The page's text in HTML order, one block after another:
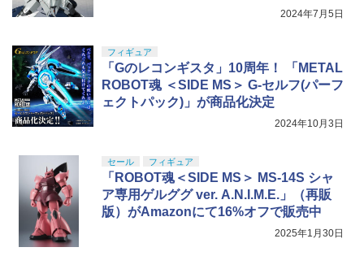
2024年7月5日
フィギュア
「Gのレコンギスタ」10周年！ 「METAL
ROBOT魂 ＜SIDE MS＞ G-セルフ(パーフ
ェクトパック)」が商品化決定
2024年10月3日
セール フィギュア
「ROBOT魂＜SIDE MS＞ MS-14S シャ
ア専用ゲルググ ver. A.N.I.M.E.」（再販
版）がAmazonにて16%オフで販売中
2025年1月30日